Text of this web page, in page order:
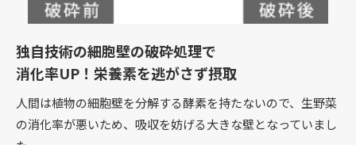
独自技術の細胞壁の破砕処理で
消化率UP！栄養素を逃がさず摂取
人間は植物の細胞壁を分解する酵素を持たないので、生野菜
の消化率が悪いため、吸収を妨げる大きな壁となっていまし